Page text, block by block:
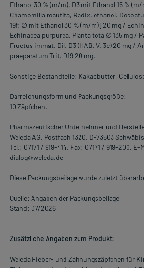
Ethanol 30 % (m/m), D3 mit Ethanol 15 %
Chamomilla recutita, Radix, ethanol.
19f; ∅ mit Ethanol 30 % (m/m)] 20 mg /
Echinacea purpurea, Planta tota ∅ 135 mg /
Fructus immat. Dil. D3 (HAB, V. 3c) 20 mg /
praeparatum Trit. D19 20 mg.
Sonstige Bestandteile: Kakaobutter,
Darreichungsform und Packungsgröße:
10 Zäpfchen.
Pharmazeutischer Unternehmer und
Weleda AG, Postfach 1320, D-73503
Tel.: 07171 / 919-414, Fax: 07171 / 919-200, E-
dialog@weleda.de
Diese Packungsbeilage wurde zuletzt
Quelle: Angaben der Packungsbeilage
Stand: 07/2026
Zusätzliche Angaben zum Produkt:
Weleda Fieber- und Zahnungszäpfchen für